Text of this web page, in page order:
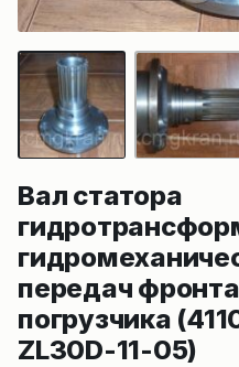
Вал статора
передач
погрузчика
ZL30D-11-05)